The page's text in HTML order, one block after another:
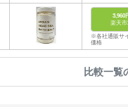
3,960
楽天市
※各社通販サ
価格
比較一覧